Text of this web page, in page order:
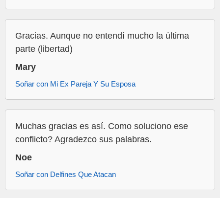
Gracias. Aunque no entendí mucho la última
parte (libertad)
Mary
Soñar con Mi Ex Pareja Y Su Esposa
Muchas gracias es así. Como soluciono ese
conflicto? Agradezco sus palabras.
Noe
Soñar con Delfines Que Atacan